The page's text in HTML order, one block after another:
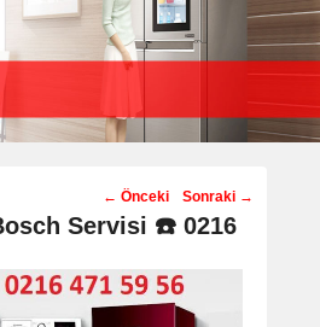
Post
navigation
← Önceki Sonraki →
Servisi ☎️ 0216